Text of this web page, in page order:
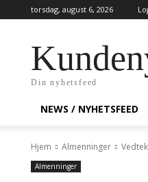
torsdag, august 6, 2026
Din nyhetsfeed
NEWS / NYHETSFEED
Hjem Almenninger
Almenninger